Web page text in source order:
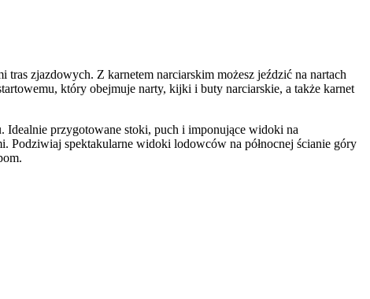
zjazdowych. Z karnetem narciarskim możesz jeździć na nartach
który obejmuje narty, kijki i buty narciarskie, a także karnet
Idealnie przygotowane stoki, puch i imponujące widoki na
Podziwiaj spektakularne widoki lodowców na północnej ścianie góry